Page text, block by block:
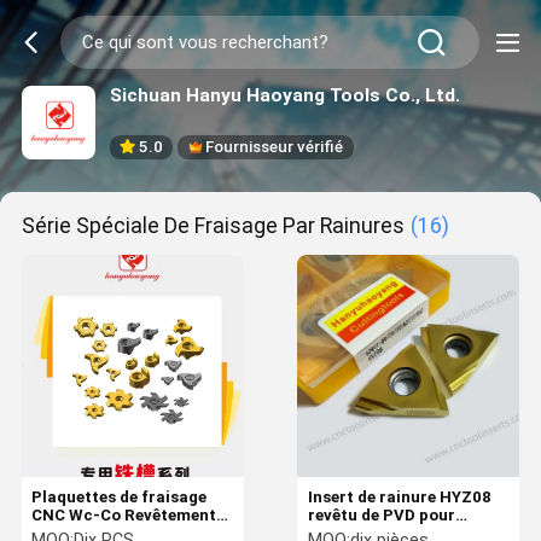
Sichuan Hanyu Haoyang Tools Co., Ltd.
5.0 Fournisseur vérifié
Série Spéciale De Fraisage Par Rainures (16)
Plaquettes de fraisage
CNC Wc-Co Revêtement
PVD HY327R06-12220-
Insert de rainure HYZ08
revêtu de PVD pour
l'usinage à basse vitesse